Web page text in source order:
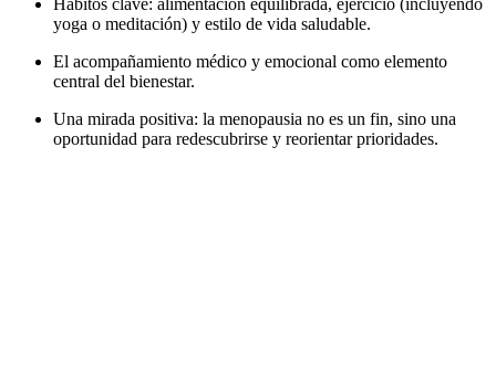
Hábitos clave: alimentación equilibrada, ejercicio (incluyendo
yoga o meditación) y estilo de vida saludable.
El acompañamiento médico y emocional como elemento
central del bienestar.
Una mirada positiva: la menopausia no es un fin, sino una
oportunidad para redescubrirse y reorientar prioridades.